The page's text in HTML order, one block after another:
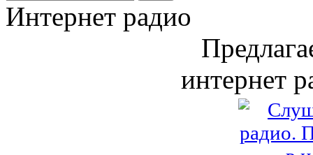
Интернет радио
интернет